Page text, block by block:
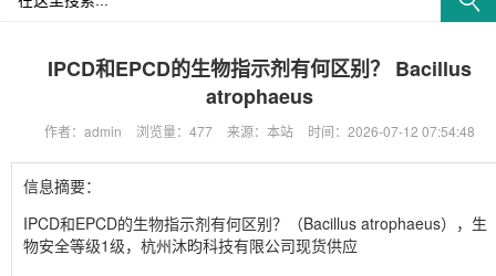
IPCD和EPCD的生物指示剂有何区别？ Bacillus
atrophaeus
作者：admin 浏览量：477 来源：本站 时间：2026-07-12 07:54:48
信息摘要：
IPCD和EPCD的生物指示剂有何区别？（Bacillus atrophaeus），生
物安全等级1级，杭州沐昀科技有限公司现货供应